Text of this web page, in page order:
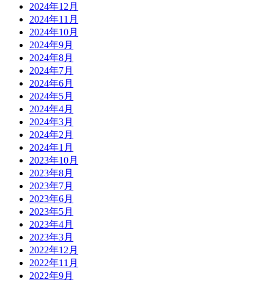
2024年12月
2024年11月
2024年10月
2024年9月
2024年8月
2024年7月
2024年6月
2024年5月
2024年4月
2024年3月
2024年2月
2024年1月
2023年10月
2023年8月
2023年7月
2023年6月
2023年5月
2023年4月
2023年3月
2022年12月
2022年11月
2022年9月